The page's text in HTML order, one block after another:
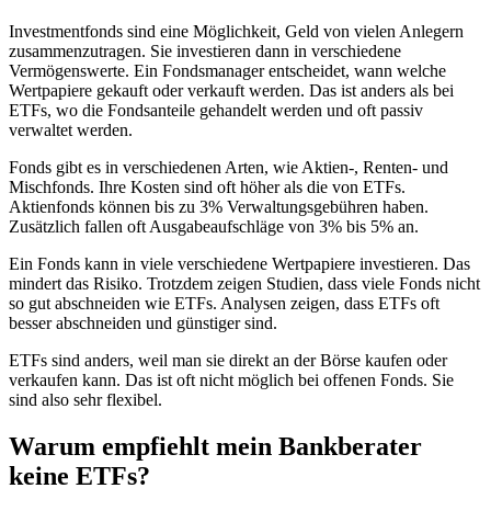
Investmentfonds sind eine Möglichkeit, Geld von vielen Anlegern
zusammenzutragen. Sie investieren dann in verschiedene
Vermögenswerte. Ein Fondsmanager entscheidet, wann welche
Wertpapiere gekauft oder verkauft werden. Das ist anders als bei
ETFs, wo die Fondsanteile gehandelt werden und oft passiv
verwaltet werden.
Fonds gibt es in verschiedenen Arten, wie Aktien-, Renten- und
Mischfonds. Ihre Kosten sind oft höher als die von ETFs.
Aktienfonds können bis zu 3% Verwaltungsgebühren haben.
Zusätzlich fallen oft Ausgabeaufschläge von 3% bis 5% an.
Ein Fonds kann in viele verschiedene Wertpapiere investieren. Das
mindert das Risiko. Trotzdem zeigen Studien, dass viele Fonds nicht
so gut abschneiden wie ETFs. Analysen zeigen, dass ETFs oft
besser abschneiden und günstiger sind.
ETFs sind anders, weil man sie direkt an der Börse kaufen oder
verkaufen kann. Das ist oft nicht möglich bei offenen Fonds. Sie
sind also sehr flexibel.
Warum empfiehlt mein Bankberater
keine ETFs?